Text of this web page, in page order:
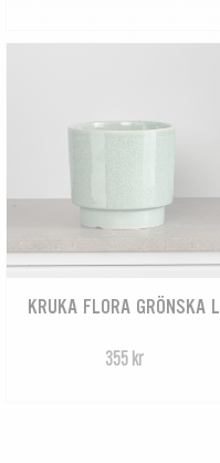
KRUKA FLORA GRÖNSKA L
355 kr